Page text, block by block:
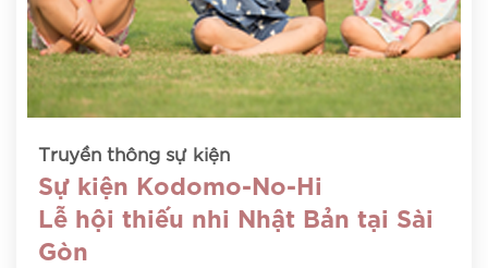
Truyền thông sự kiện
Sự kiện Kodomo-No-Hi
Lễ hội thiếu nhi Nhật Bản tại Sài
Gòn